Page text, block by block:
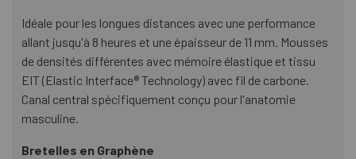
Idéale pour les longues distances avec une performance
allant jusqu'à 8 heures et une épaisseur de 11 mm. Mousses
de densités différentes avec mémoire élastique et tissu
EIT (Elastic Interface® Technology) avec fil de carbone.
Canal central spécifiquement conçu pour l'anatomie
masculine.
Bretelles en Graphène